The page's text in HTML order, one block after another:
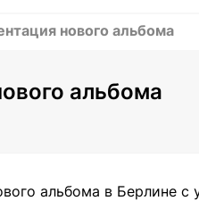
нового альбома
альбома
альбома в Берлине с